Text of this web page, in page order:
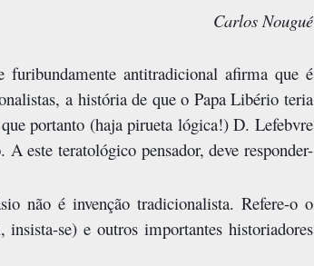
Carlos Nougué
antitradicional afirma que é
a história de que o Papa Libério teria
portanto (haja pirueta lógica!) D. Lefebvre
este teratológico pensador, deve responder-
não é invenção tradicionalista. Refere-o o
se) e outros importantes historiadores